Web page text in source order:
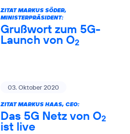
ZITAT MARKUS SÖDER,
MINISTERPRÄSIDENT:
Grußwort zum 5G-
Launch von O2
03. Oktober 2020
ZITAT MARKUS HAAS, CEO:
Das 5G Netz von O2
ist live